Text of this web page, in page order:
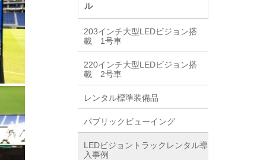
ル
203インチ大型LEDビジョン搭
載 1号車
220インチ大型LEDビジョン搭
載 2号車
レンタル標準装備品
パブリックビューイング
LEDビジョントラックレンタル導
入事例